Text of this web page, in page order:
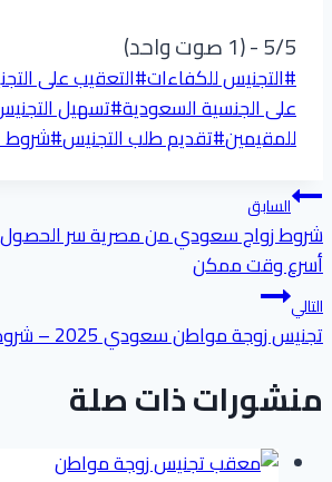
5/5 - (1 صوت واحد)
وسوم
المقال:
#التجنيس للكفاءات#التعقيب على
على الجنسية السعودية#تسهيل
للمقيمين#تقديم طلب التجنيس#شروط
تصفّح
المقالات
السابق
شروط زواج سعودي من مصرية سر
أسرع وقت ممكن
التالي
تجنيس زوجة مواطن سعودي 2025 – شروط والاجرائات
منشورات ذات صلة